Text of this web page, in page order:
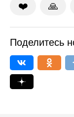
❤️ 🙏
Поделитесь